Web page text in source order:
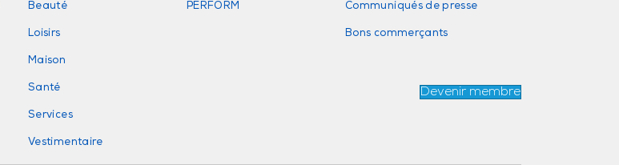
Beauté
Loisirs
Maison
Santé
Services
Vestimentaire
PERFORM Communiqués de presse
Bons commerçants
Devenir membre